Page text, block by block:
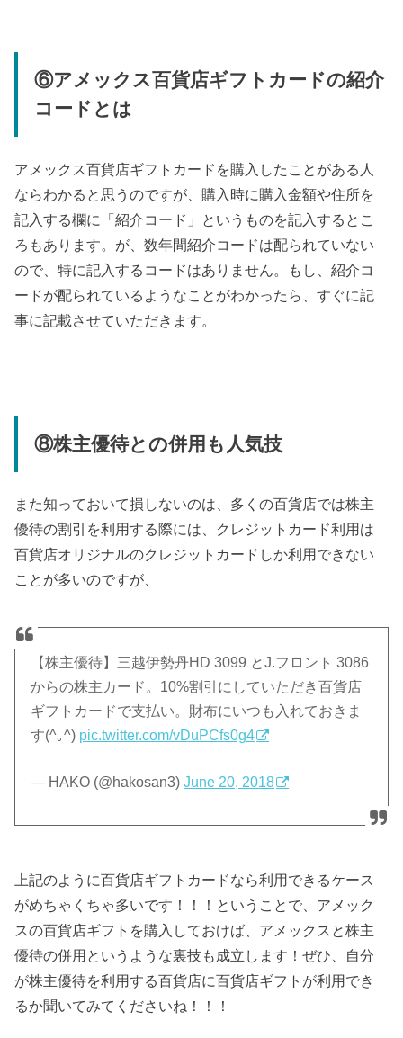
⑥アメックス百貨店ギフトカードの紹介
コードとは
アメックス百貨店ギフトカードを購入したことがある人
ならわかると思うのですが、購入時に購入金額や住所を
記入する欄に「紹介コード」というものを記入するとこ
ろもあります。が、数年間紹介コードは配られていない
ので、特に記入するコードはありません。もし、紹介コ
ードが配られているようなことがわかったら、すぐに記
事に記載させていただきます。
⑧株主優待との併用も人気技
また知っておいて損しないのは、多くの百貨店では株主
優待の割引を利用する際には、クレジットカード利用は
百貨店オリジナルのクレジットカードしか利用できない
ことが多いのですが、
【株主優待】三越伊勢丹HD 3099 とJ.フロント 3086
からの株主カード。10%割引にしていただき百貨店
ギフトカードで支払い。財布にいつも入れておきま
す(^｡^) pic.twitter.com/vDuPCfs0g4
— HAKO (@hakosan3)June 20, 2018
上記のように百貨店ギフトカードなら利用できるケース
がめちゃくちゃ多いです！！！ということで、アメック
スの百貨店ギフトを購入しておけば、アメックスと株主
優待の併用というような裏技も成立します！ぜひ、自分
が株主優待を利用する百貨店に百貨店ギフトが利用でき
るか聞いてみてくださいね！！！